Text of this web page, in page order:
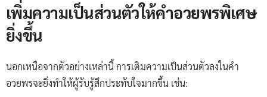
เพิ่มความเป็นส่วนตัวให้คำอวยพรพิเศษ
ยิ่งขึ้น
นอกเหนือจากตัวอย่างเหล่านี้ การเติมความเป็นส่วนตัวลงในคำ
อวยพรจะยิ่งทำให้ผู้รับรู้สึกประทับใจมากขึ้น เช่น: